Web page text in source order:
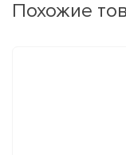
Похожие